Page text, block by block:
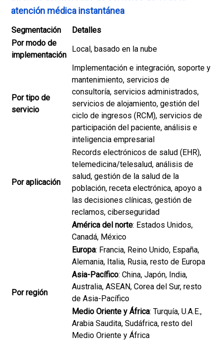
atención médica instantánea
Segmentación
Detalles
Por modo de
implementación
Local, basado en la nube
Por tipo de
servicio
Implementación e integración, soporte y
mantenimiento, servicios de
consultoría, servicios administrados,
servicios de alojamiento, gestión del
ciclo de ingresos (RCM), servicios de
participación del paciente, análisis e
inteligencia empresarial
Por aplicación
Records electrónicos de salud (EHR),
telemedicina/telesalud, análisis de
salud, gestión de la salud de la
población, receta electrónica, apoyo a
las decisiones clínicas, gestión de
reclamos, ciberseguridad
Por región
América del norte: Estados Unidos,
Canadá, México
Europa: Francia, Reino Unido, España,
Alemania, Italia, Rusia, resto de Europa
Asia-Pacífico: China, Japón, India,
Australia, ASEAN, Corea del Sur, resto
de Asia-Pacífico
Medio Oriente y África: Turquía, U.A.E.,
Arabia Saudita, Sudáfrica, resto del
Medio Oriente y África